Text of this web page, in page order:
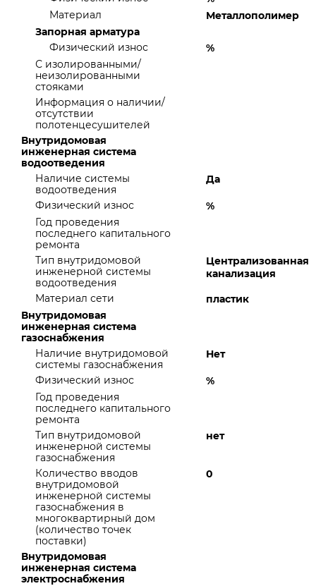
Материал
Металлополимер
Запорная арматура
Физический износ
%
С изолированными/
неизолированными
стояками
Информация о наличии/
отсутствии
полотенцесушителей
Внутридомовая
инженерная система
водоотведения
Наличие системы
водоотведения
Да
Физический износ
%
Год проведения
последнего капитального
ремонта
Тип внутридомовой
инженерной системы
водоотведения
Централизованная
канализация
Материал сети
пластик
Внутридомовая
инженерная система
газоснабжения
Наличие внутридомовой
системы газоснабжения
Нет
Физический износ
%
Год проведения
последнего капитального
ремонта
Тип внутридомовой
инженерной системы
газоснабжения
нет
Количество вводов
внутридомовой
инженерной системы
газоснабжения в
многоквартирный дом
(количество точек
поставки)
0
Внутридомовая
инженерная система
электроснабжения